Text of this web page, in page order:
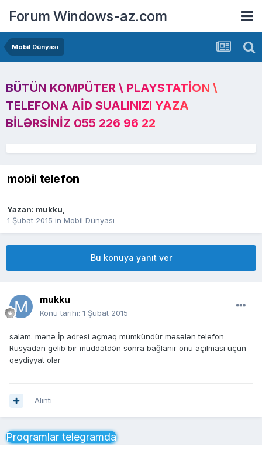
Forum Windows-az.com
Mobil Dünyası
BÜTÜN KOMPÜTER \ PLAYSTATION \
TELEFONA AID SUALINIZI YAZA
BILƏRSINIZ 055 226 96 22
mobil telefon
Yazan: mukku,
1 Şubat 2015 in Mobil Dünyası
Bu konuya yanıt ver
mukku
Konu tarihi: 1 Şubat 2015
salam. mənə İp adresi açmaq mümkündür məsələn telefon
Rusyadan gelib bir müddətdən sonra bağlanır onu açılması üçün
qeydiyyat olar
Alıntı
Proqramlar telegramda